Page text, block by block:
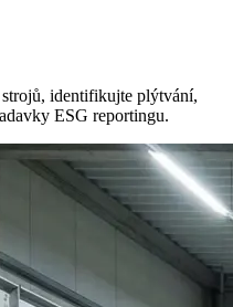
identifikujte plýtvání,
ESG reportingu.